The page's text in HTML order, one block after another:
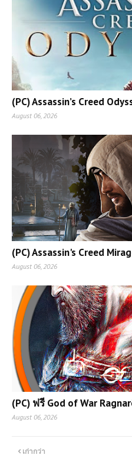
(PC) Assassin’s Creed
August 06, 2026
(PC) Assassin's Creed
August 06, 2026
(PC) ฟรี God of War
August 06, 2026
เก่ากว่า